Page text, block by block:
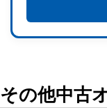
その他中古